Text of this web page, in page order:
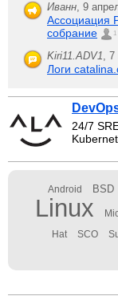
Иванн, 9
Ассоциация
собрание
1
Kiri11.ADV1, 7
Логи
24/7
Android BSD
Linux
Hat SCO